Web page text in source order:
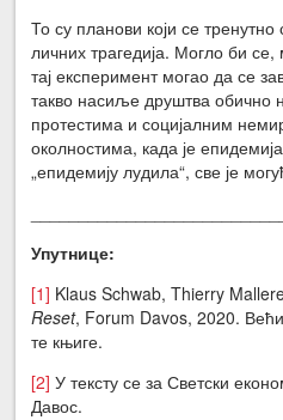
То су планови који се
личних трагедија. Могло би
тај експеримент могао да се
такво насиље друштва обично
протестима и социјалним
околностима, када је
„епидемију лудила“, све је
Упутнице:
[1] Klaus Schwab, Thierry
Reset, Forum Davos, 2020.
те књиге.
[2] У тексту се за Светски
Давос.